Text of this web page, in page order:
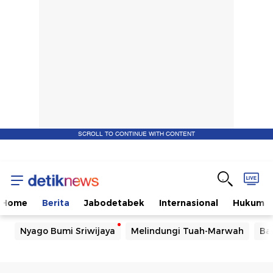
SCROLL TO CONTINUE WITH CONTENT
Home Berita Jabodetabek Internasional Hukum
Nyago Bumi Sriwijaya Melindungi Tuah-Marwah